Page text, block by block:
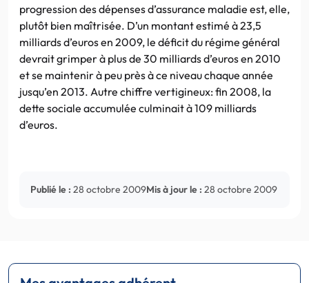
progression des dépenses d’assurance maladie est, elle,
plutôt bien maîtrisée. D’un montant estimé à 23,5
milliards d’euros en 2009, le déficit du régime général
devrait grimper à plus de 30 milliards d’euros en 2010
et se maintenir à peu près à ce niveau chaque année
jusqu’en 2013. Autre chiffre vertigineux: fin 2008, la
dette sociale accumulée culminait à 109 milliards
d’euros.
Publié le : 28 octobre 2009Mis à jour le : 28 octobre 2009